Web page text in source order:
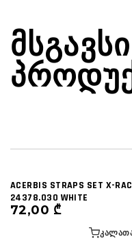
ᲛᲡᲒᲐᲕᲡᲘ
ACERBIS STRAPS SET X-
24378.030 WHITE
72,00 ₾